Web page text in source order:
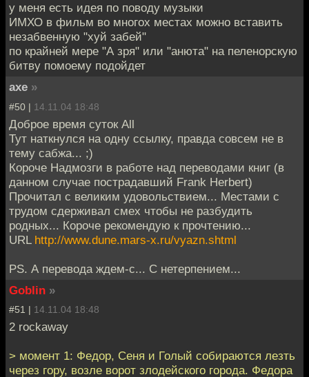
у меня есть идея по поводу музыки
ИМХО в фильм во многох местах можно вставить
незабвенную "хуй забей"
по крайней мере "А зря" или "анюта" на пеленорскую
битву помоему подойдет
axe »
#50 | 14.11.04 18:48
Доброе время суток All
Тут наткнулся на одну ссылку, правда совсем не в
тему сабжа... ;)
Короче Надмозги в работе над переводами книг (в
данном случае пострадавший Frank Herbert)
Прочитал с великим удовольствием... Местами с
трудом сдерживал смех чтобы не разбудить
родных... Короче рекомендую к прочтению...
URL http://www.dune.mars-x.ru/vyazn.shtml
PS. А перевода ждем-с... С нетерпением...
Goblin »
#51 | 14.11.04 18:48
2 rockaway
> момент 1: Федор, Сеня и Голый собираются лезть
через гору, возле ворот злодейского города. Федора